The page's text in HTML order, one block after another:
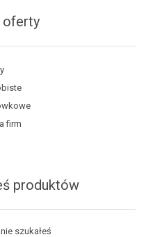
oferty
firm
produktów
szukałeś